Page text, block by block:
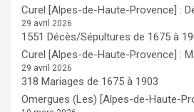
Curel [Alpes-de-Haute-Provence] :
29 avril 2026
1551 Décès/Sépultures de 1675 à
Curel [Alpes-de-Haute-Provence] :
29 avril 2026
318 Mariages de 1675 à 1903
Omergues (Les) [Alpes-de-Haute-